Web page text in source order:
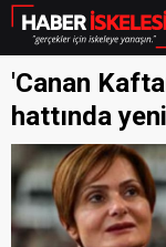
'Canan
hattında